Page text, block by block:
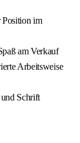
Position im
am Verkauf
Arbeitsweise
Schrift